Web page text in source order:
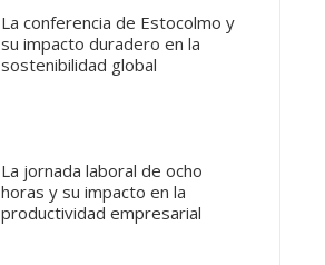
La conferencia de Estocolmo y
su impacto duradero en la
sostenibilidad global
La jornada laboral de ocho
horas y su impacto en la
productividad empresarial